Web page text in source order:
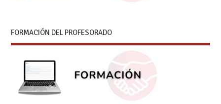
FORMACIÓN DEL PROFESORADO